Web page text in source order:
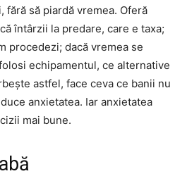
să piardă vremea. Oferă
întârzii la predare, care e taxa;
procedezi; dacă vremea se
echipamentul, ce alternative
astfel, face ceva ce banii nu
anxietatea. Iar anxietatea
mai bune.